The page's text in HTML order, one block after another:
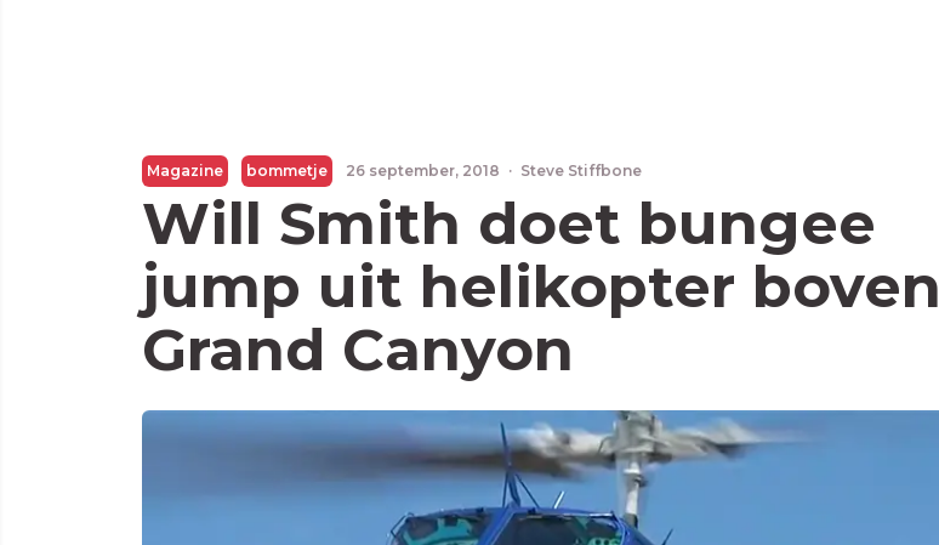
Magazine bommetje 26 september, 2018 · Steve Stiffbone
Will Smith doet bungee
jump uit helikopter boven
Grand Canyon